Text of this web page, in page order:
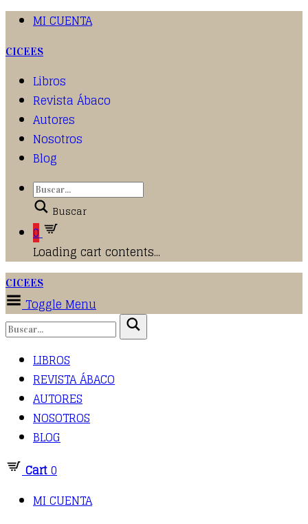
MI CUENTA
CICEES
Libros
Revista Ábaco
Autores
Nosotros
Blog
Buscar
0
Loading cart contents...
CICEES
Toggle Menu
LIBROS
REVISTA ÁBACO
AUTORES
NOSOTROS
BLOG
Cart0
MI CUENTA